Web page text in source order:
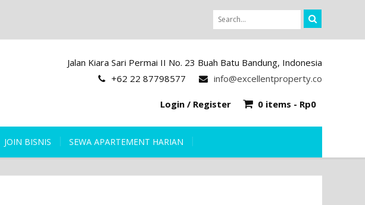
Jalan Kiara Sari Permai II No. 23 Buah Batu Bandung, Indonesia
+62 22 87798577
info@excellentproperty.co
0 items - Rp0
Login / Register
JOIN BISNIS SEWA APARTEMENT HARIAN